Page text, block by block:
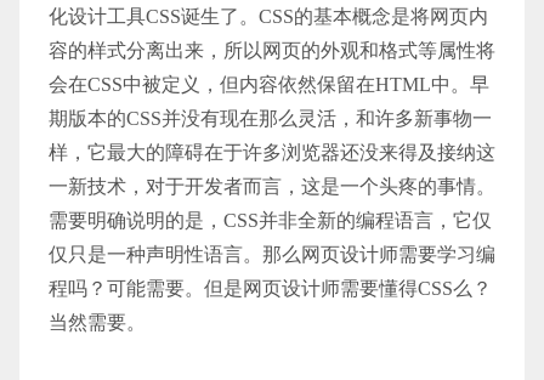
化设计工具CSS诞生了。CSS的基本概念是将网页内
容的样式分离出来，所以网页的外观和格式等属性将
会在CSS中被定义，但内容依然保留在HTML中。早
期版本的CSS并没有现在那么灵活，和许多新事物一
样，它最大的障碍在于许多浏览器还没来得及接纳这
一新技术，对于开发者而言，这是一个头疼的事情。
需要明确说明的是，CSS并非全新的编程语言，它仅
仅只是一种声明性语言。那么网页设计师需要学习编
程吗？可能需要。但是网页设计师需要懂得CSS么？
当然需要。